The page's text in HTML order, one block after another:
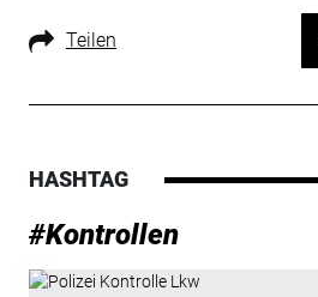
Teilen
HASHTAG
#Kontrollen